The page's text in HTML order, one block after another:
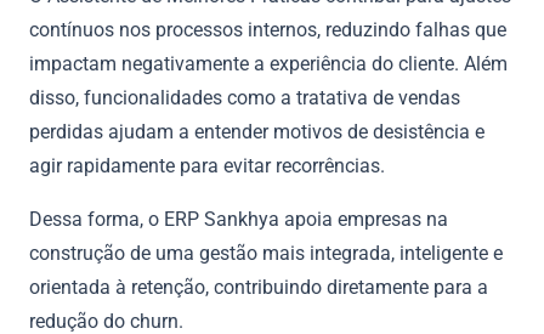
contínuos nos processos internos, reduzindo falhas que
impactam negativamente a experiência do cliente. Além
disso, funcionalidades como a tratativa de vendas
perdidas ajudam a entender motivos de desistência e
agir rapidamente para evitar recorrências.
Dessa forma, o ERP Sankhya apoia empresas na
construção de uma gestão mais integrada, inteligente e
orientada à retenção, contribuindo diretamente para a
redução do churn.